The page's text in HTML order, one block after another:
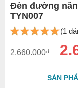
Đèn đường
TYN007
(1
2.660.000₫
SẢN